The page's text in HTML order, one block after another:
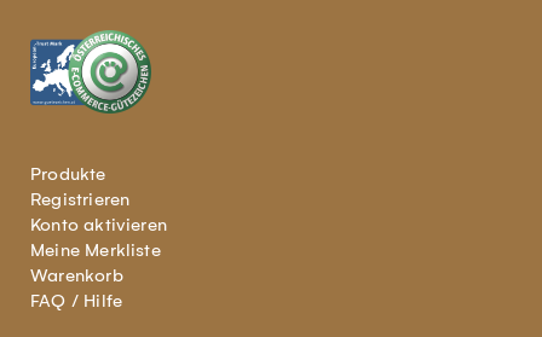
Produkte
Registrieren
Konto aktivieren
Meine Merkliste
Warenkorb
FAQ / Hilfe